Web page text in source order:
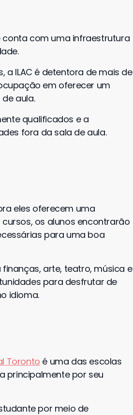
com uma infraestrutura
ILAC é detentora de mais de
em oferecer um
aula.
qualificados e a
fora da sala de aula.
eles oferecem uma
os alunos encontrarão
para uma boa
arte, teatro, música e
para desfrutar de
idioma.
Toronto é uma das escolas
principalmente por seu
por meio de